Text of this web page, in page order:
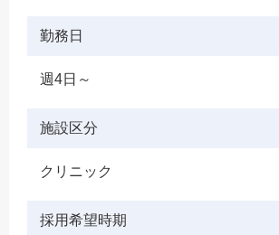
勤務日
週4日～
施設区分
クリニック
採用希望時期